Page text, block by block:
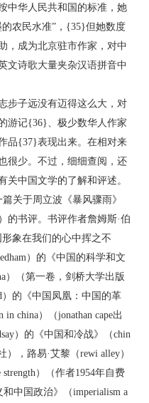
华人民共和国的标准，她
农民水准”，{35}但她数度
，成为北京驻市作家，对中
文诗歌大量夹杂汉语拼音中
子远没有迈得这么大，对
游记{36}、极少数华人作家
品{37}表现出来。在相对来
很少。不过，细细查阅，还
关中国文学的了解和评述。
关于周立波《暴风骤雨》
的书评。书评作者詹姆斯·伯
象在我们的心中挥之不
）的《中国的科学和文
）（第一卷，剑桥大学出版
）的《中国凤凰：中国的革
china）（jonathan cape出
）的《中国和冷战》（chin
），路易·艾黎（rewi alley）
）（作者1954年自费
中国政治》（imperialism a